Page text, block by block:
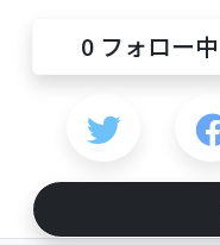
0フォロー中